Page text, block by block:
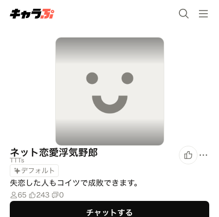
ネット恋愛浮気野郎
TTTs
デフォルト
失恋した人もコイツで成敗できます。
65 243 0
チャットする